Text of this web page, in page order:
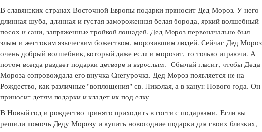
В славянских странах Восточной Европы подарки приносит Дед Мороз. У него
длинная шуба, длинная и густая замороженная белая борода, яркий волшебный
посох и сани, запряженные тройкой лошадей. Дед Мороз первоначально был
злым и жестоким языческим божеством, морозившим людей. Сейчас Дед Мороз
очень добрый волшебник, который даже если и морозит, то только играючи. А
потом всегда раздает подарки детворе и взрослым. Обычай гласит, чтобы Деда
Мороза сопровождала его внучка Снегурочка. Дед Мороз появляется не на
Рождество, как различные "воплощения" св. Николая, а в канун Нового года. Он
приносит детям подарки и кладет их под елку.
В Новый год и рождество принято приходить в гости с подарками. Если вы
решили помочь Деду Морозу и купить новогодние подарки для своих близких,